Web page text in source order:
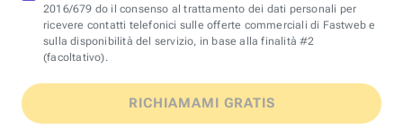
2016/679 do il consenso al trattamento dei dati personali per
ricevere contatti telefonici sulle offerte commerciali di Fastweb e
sulla disponibilità del servizio, in base alla finalità #2
(facoltativo).
RICHIAMAMI GRATIS